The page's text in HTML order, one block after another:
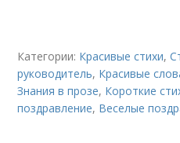
Категории: Красивые стихи,
руководитель, Красивые
Знания в прозе, Короткие
поздравление, Веселые